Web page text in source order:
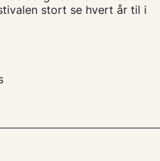
stort se hvert år til i